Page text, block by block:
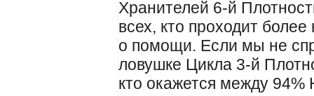
Хранителей 6-й
всех, кто проходит
о помощи. Если мы не
ловушке Цикла 3-й
кто окажется между 94%